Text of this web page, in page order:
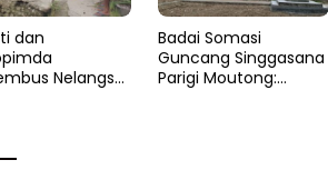
dan
Nelangsa
Badai Somasi
Guncang Singgasana
Parigi Moutong: